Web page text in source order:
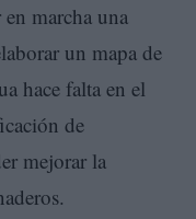
marcha una
un mapa de
hace falta en el
de
mejorar la